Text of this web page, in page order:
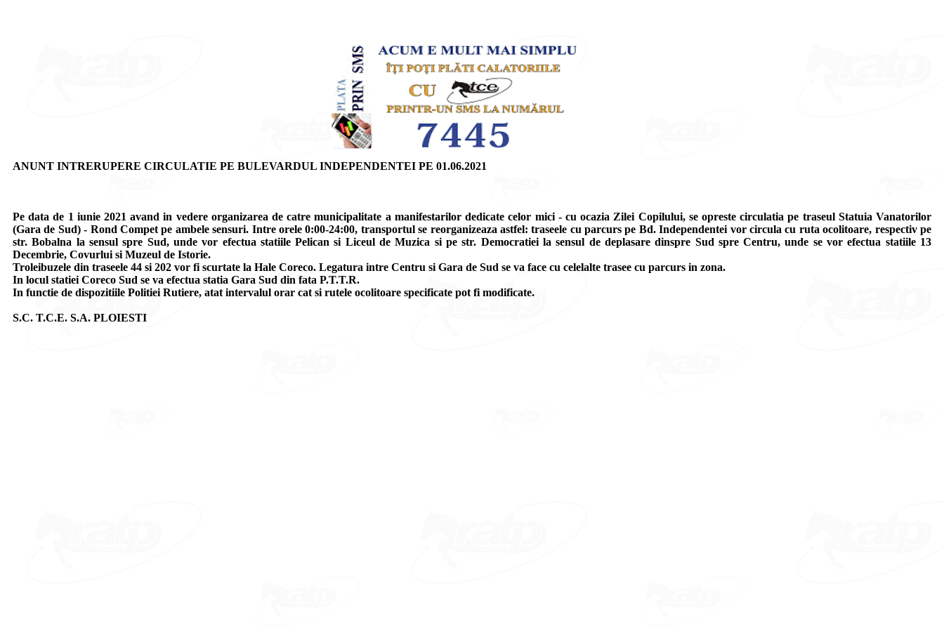
ANUNT INTRERUPERE CIRCULATIE PE BULEVARDUL INDEPENDENTEI PE 01.06.2021
Pe data de 1 iunie 2021 avand in vedere organizarea de catre municipalitate a manifestarilor dedicate celor mici - cu ocazia Zilei Copilului, se opreste circulatia pe traseul Statuia Vanatorilor
(Gara de Sud) - Rond Compet pe ambele sensuri. Intre orele 0:00-24:00, transportul se reorganizeaza astfel: traseele cu parcurs pe Bd. Independentei vor circula cu ruta ocolitoare, respectiv pe
str. Bobalna la sensul spre Sud, unde vor efectua statiile Pelican si Liceul de Muzica si pe str. Democratiei la sensul de deplasare dinspre Sud spre Centru, unde se vor efectua statiile 13
Decembrie, Covurlui si Muzeul de Istorie.
Troleibuzele din traseele 44 si 202 vor fi scurtate la Hale Coreco. Legatura intre Centru si Gara de Sud se va face cu celelalte trasee cu parcurs in zona.
In locul statiei Coreco Sud se va efectua statia Gara Sud din fata P.T.T.R.
In functie de dispozitiile Politiei Rutiere, atat intervalul orar cat si rutele ocolitoare specificate pot fi modificate.
S.C. T.C.E. S.A. PLOIESTI